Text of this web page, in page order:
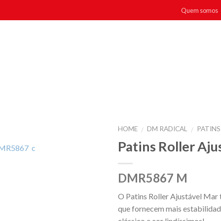
Quem somos
HOME / DM RADICAL / PATINS
Patins Roller
DMR5867 M
O Patins Roller Ajustável Mar
que fornecem mais